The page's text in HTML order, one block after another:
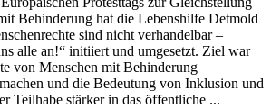
Behinderung hat die Lebenshilfe Detmold
sind nicht verhandelbar –
alle an!“ initiiert und umgesetzt. Ziel war
von Menschen mit Behinderung
und die Bedeutung von Inklusion und
Teilhabe stärker in das öffentliche ...